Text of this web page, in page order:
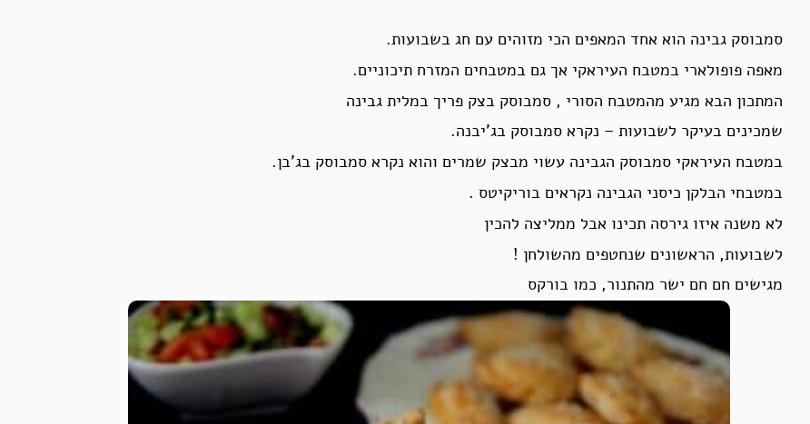
סמבוסק גבינה הוא אחד המאפים הכי מזוהים עם חג בשבועות.
מאפה פופולארי במטבח העיראקי אך גם במטבחים המזרח תיכוניים.
המתכון הבא מגיע מהמטבח הסורי , סמבוסק בצק פריך במלית גבינה
שמכינים בעיקר לשבועות – נקרא סמבוסק בג’יבנה.
במטבח העיראקי סמבוסק הגבינה עשוי מבצק שמרים והוא נקרא סמבוסק בג’בן.
במטבחי הבלקן כיסני הגבינה נקראים בוריקיטס .
לא משנה איזו גירסה תכינו אבל ממליצה להכין
לשבועות, הראשונים שנחטפים מהשולחן !
מגישים חם חם ישר מהתנור, כמו בורקס